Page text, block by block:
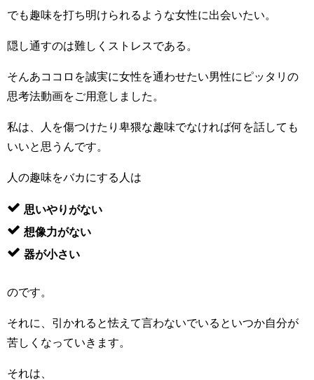
でも趣味を打ち明けられるような女性に出会いたい。
隠し通すのは難しくストレスである。
そんあココロを誠実に女性を通わせたい男性にピッタリの
思考法動画をご用意しました。
私は、人を傷つけたり卑猥な趣味でなければ何を話しても
いいと思うんです。
人の趣味をバカにする人は
思いやりがない
想像力がない
器が小さい
のです。
それに、引かれると怯えて言わないでいるといつか自分が
苦しくなっていきます。
それは、